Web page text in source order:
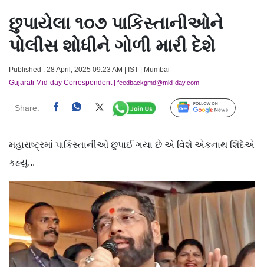
છુપાયેલા ૧૦૭ પાકિસ્તાનીઓને
પોલીસ શોધીને ગોળી મારી દેશે
Published : 28 April, 2025 09:23 AM | IST | Mumbai
Gujarati Mid-day Correspondent| feedbackgmd@mid-day.com
Share: Follow Us
મહારાષ્ટ્રમાં પાકિસ્તાનીઓ છુપાઈ ગયા છે એ વિશે એકનાથ શિંદેએ
કહ્યું...